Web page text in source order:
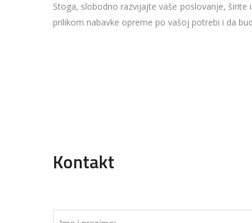
Stoga, slobodno razvijajte vaše poslovanje,
prilikom nabavke opreme po vašoj potrebi i da
Kontakt